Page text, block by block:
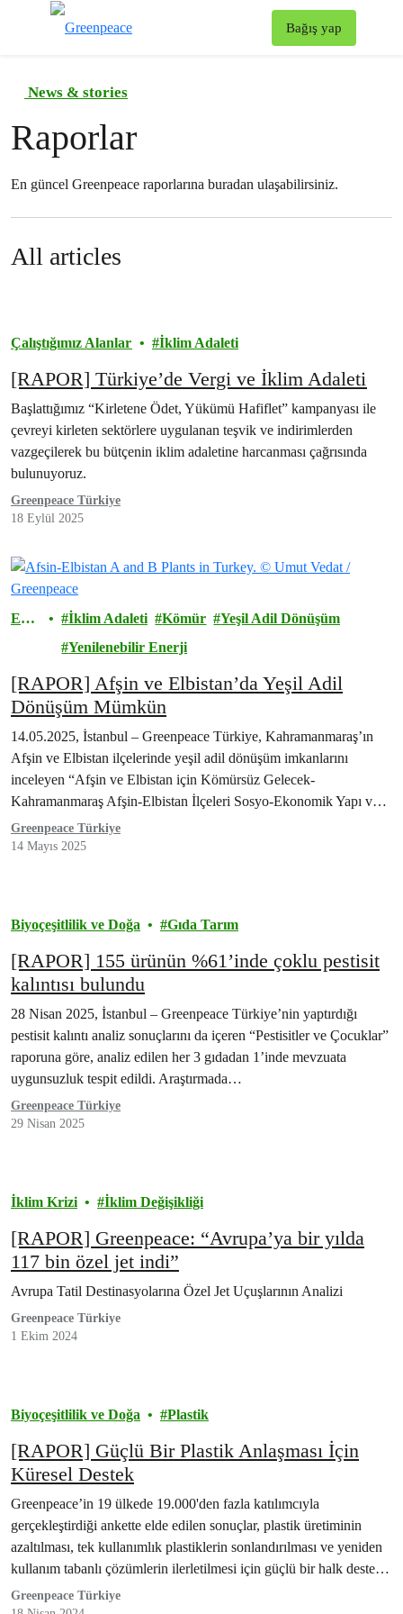
Bağış yap
News & stories
Raporlar
En güncel Greenpeace raporlarına buradan ulaşabilirsiniz.
All articles
Çalıştığımız Alanlar İklim Adaleti
[RAPOR] Türkiye’de Vergi ve İklim Adaleti
Başlattığımız “Kirletene Ödet, Yükümü Hafiflet” kampanyası ile
çevreyi kirleten sektörlere uygulanan teşvik ve indirimlerden
vazgeçilerek bu bütçenin iklim adaletine harcanması çağrısında
bulunuyoruz.
Greenpeace Türkiye
18 Eylül 2025
Ener
İklim Adaleti Kömür
Yeşil Adil Dönüşüm
Yenilenebilir Enerji
[RAPOR] Afşin ve Elbistan’da Yeşil Adil
Dönüşüm Mümkün
14.05.2025, İstanbul – Greenpeace Türkiye, Kahramanmaraş’ın
Afşin ve Elbistan ilçelerinde yeşil adil dönüşüm imkanlarını
inceleyen “Afşin ve Elbistan için Kömürsüz Gelecek-
Kahramanmaraş Afşin-Elbistan İlçeleri Sosyo-Ekonomik Yapı ve
Yeşil Adil Dönüşüm…
Greenpeace Türkiye
14 Mayıs 2025
Biyoçeşitlilik ve Doğa Gıda Tarım
[RAPOR] 155 ürünün %61’inde çoklu pestisit
kalıntısı bulundu
28 Nisan 2025, İstanbul – Greenpeace Türkiye’nin yaptırdığı
pestisit kalıntı analiz sonuçlarını da içeren “Pestisitler ve Çocuklar”
raporuna göre, analiz edilen her 3 gıdadan 1’inde mevzuata
uygunsuzluk tespit edildi. Araştırmada…
Greenpeace Türkiye
29 Nisan 2025
İklim Krizi İklim Değişikliği
[RAPOR] Greenpeace: “Avrupa’ya bir yılda
117 bin özel jet indi”
Avrupa Tatil Destinasyolarına Özel Jet Uçuşlarının Analizi
Greenpeace Türkiye
1 Ekim 2024
Biyoçeşitlilik ve Doğa Plastik
[RAPOR] Güçlü Bir Plastik Anlaşması İçin
Küresel Destek
Greenpeace’in 19 ülkede 19.000'den fazla katılımcıyla
gerçekleştirdiği ankette elde edilen sonuçlar, plastik üretiminin
azaltılması, tek kullanımlık plastiklerin sonlandırılması ve yeniden
kullanım tabanlı çözümlerin ilerletilmesi için güçlü bir halk desteği
olduğunu göstermektedir.
Greenpeace Türkiye